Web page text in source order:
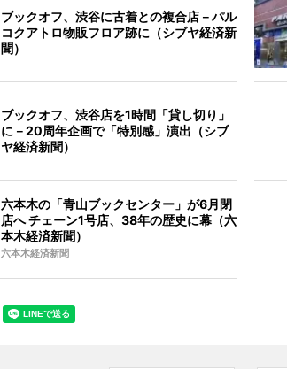
ブックオフ、渋谷に古着との複合店－パル
コクアトロ物販フロア跡に（シブヤ経済新
聞）
ブックオフ、渋谷店を1時間「貸し切り」
に－20周年企画で「特別感」演出（シブ
ヤ経済新聞）
六本木の「青山ブックセンター」が6月閉
店へ チェーン1号店、38年の歴史に幕（六
本木経済新聞）
六本木経済新聞